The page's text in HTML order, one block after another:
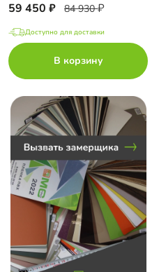
до
до
до
59 450 84 930
Доступно для доставки
В корзину